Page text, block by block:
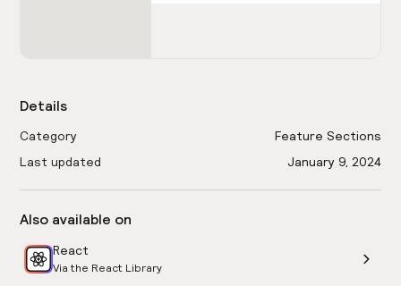
Details
Category
Feature Sections
Last updated
January 9, 2024
Also available on
React
Via the React Library